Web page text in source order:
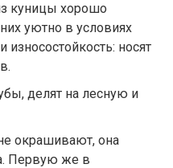
куницы хорошо
уютно в условиях
носят
делят на лесную и
окрашивают, она
Первую же в